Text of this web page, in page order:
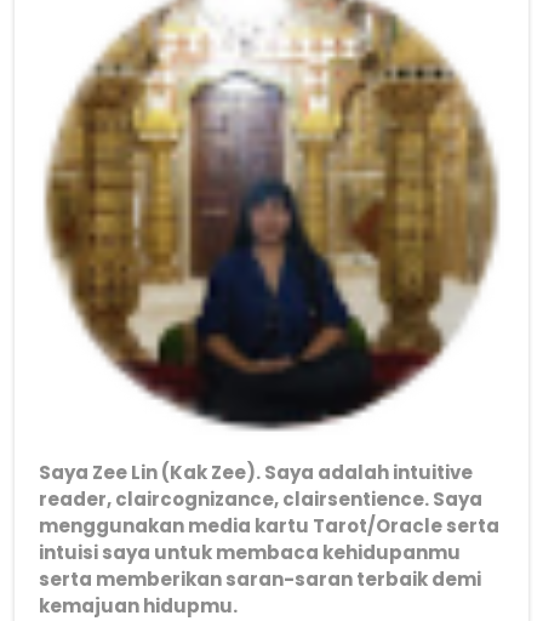
Saya Zee Lin (Kak Zee). Saya adalah intuitive
reader, claircognizance, clairsentience. Saya
menggunakan media kartu Tarot/Oracle serta
intuisi saya untuk membaca kehidupanmu
serta memberikan saran-saran terbaik demi
kemajuan hidupmu.